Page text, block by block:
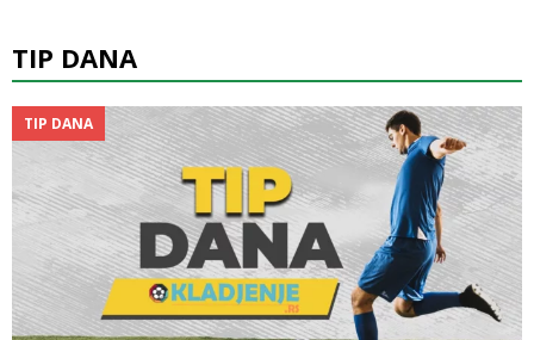
TIP DANA
TIP DANA